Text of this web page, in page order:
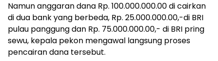
Namun anggaran dana Rp. 100.000.000.00 di cairkan
di dua bank yang berbeda, Rp. 25.000.000.00,-di BRI
pulau panggung dan Rp. 75.000.000.00,- di BRI pring
sewu, kepala pekon mengawal langsung proses
pencairan dana tersebut.